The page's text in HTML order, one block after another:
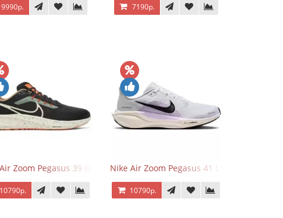
9990р. 7190р.
Zoom Pegasus 39 Black White Orange
10790р.
Nike Air Zoom Pegasus 41 Lilac Bloom
10790р.